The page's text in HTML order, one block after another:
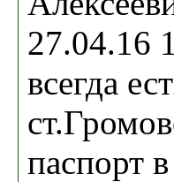
27.04.16
всегда
паспорт